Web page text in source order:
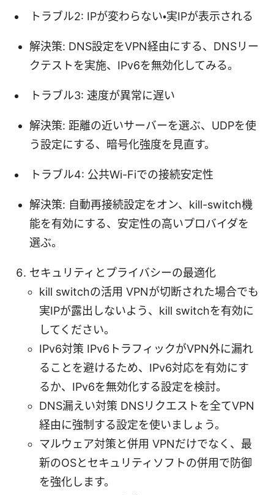
トラブル2: IPが変わらない・実IPが表示される
解決策: DNS設定をVPN経由にする、DNSリー
クテストを実施、IPv6を無効化してみる。
トラブル3: 速度が異常に遅い
解決策: 距離の近いサーバーを選ぶ、UDPを使
う設定にする、暗号化強度を見直す。
トラブル4: 公共Wi-Fiでの接続安定性
解決策: 自動再接続設定をオン、kill-switch機
能を有効にする、安定性の高いプロバイダを
選ぶ。
セキュリティとプライバシーの最適化
kill switchの活用 VPNが切断された場合でも
実IPが露出しないよう、kill switchを有効に
してください。
IPv6対策 IPv6トラフィックがVPN外に漏れ
ることを避けるため、IPv6対応を有効にす
るか、IPv6を無効化する設定を検討。
DNS漏えい対策 DNSリクエストを全てVPN
経由に強制する設定を使いましょう。
マルウェア対策と併用 VPNだけでなく、最
新のOSとセキュリティソフトの併用で防御
を強化します。